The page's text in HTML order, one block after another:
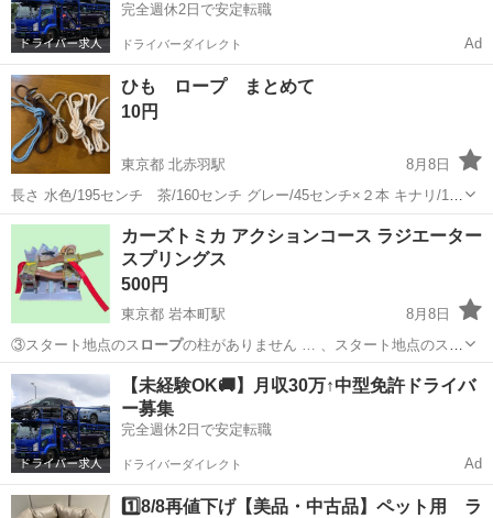
完全週休2日で安定転職
ドライバーダイレクト Ad
ひも ロープ まとめて
10円
東京都 北赤羽駅
8月8日
長さ 水色/195センチ 茶/160センチ グレー/45センチ×２本 キナリ/160
センチ×２本 製作に使用した残りやバッグについていたものです
東京 北区 北赤羽駅 その他
カーズトミカ アクションコース ラジエーター
スプリングス
500円
東京都 岩本町駅
8月8日
③スタート地点のス ロープの柱がありません … 、スタート地点のス
ープは柱なしで使用して…
東京 千代田区 岩本町駅 ミニカー カーズトミカ
【未経験OK🚚】月収30万↑中型免許ドライバ
ー募集
完全週休2日で安定転職
ドライバーダイレクト Ad
1️⃣8/8再値下げ【美品・中古品】ペット用 ラ